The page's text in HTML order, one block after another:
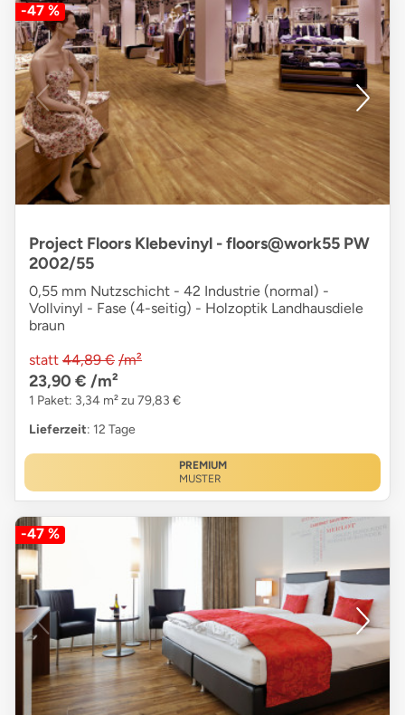
-47 %
Project Floors Klebevinyl - floors@work55 PW
2002/55
0,55 mm Nutzschicht - 42 Industrie (normal) -
Vollvinyl - Fase (4-seitig) - Holzoptik Landhausdiele
braun
statt 44,89 € /m²
23,90 € /m²
1 Paket: 3,34 m² zu 79,83 €
Lieferzeit: 12 Tage
PREMIUM
MUSTER
-47 %